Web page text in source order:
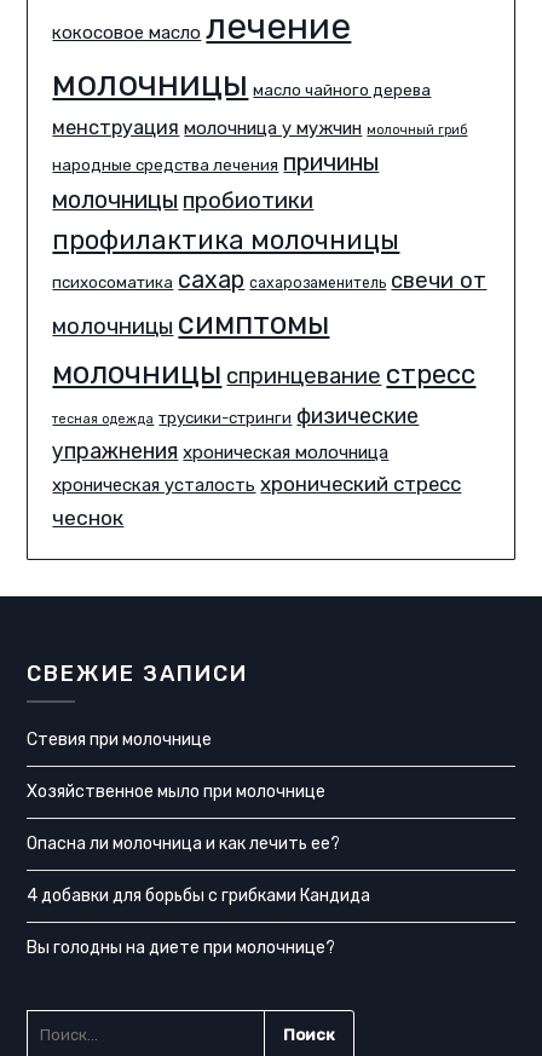
кокосовое масло лечение
молочницы масло чайного дерева
менструация молочница у мужчин молочный гриб
народные средства лечения причины
молочницы пробиотики
профилактика молочницы
психосоматика сахар сахарозаменитель свечи от
молочницы симптомы
молочницы спринцевание стресс
тесная одежда трусики-стринги физические
упражнения хроническая молочница
хроническая усталость хронический стресс
чеснок
СВЕЖИЕ ЗАПИСИ
Стевия при молочнице
Хозяйственное мыло при молочнице
Опасна ли молочница и как лечить ее?
4 добавки для борьбы с грибками Кандида
Вы голодны на диете при молочнице?